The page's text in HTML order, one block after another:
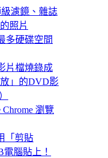
級濾鏡、雜誌
照片
多硬碟空間
片檔燒錄成
放」的DVD影
瀏覽
「剪貼
腦貼上！